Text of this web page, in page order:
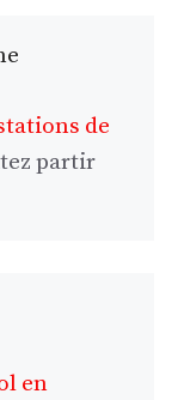
de
partir
en